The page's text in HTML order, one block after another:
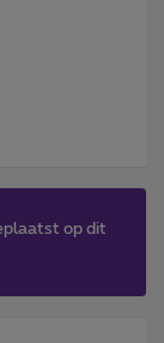
op dit